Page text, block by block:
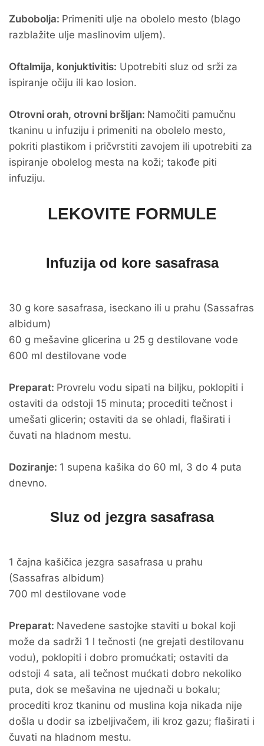
Zubobolja: Primeniti ulje na obolelo mesto (blago
razblažite ulje maslinovim uljem).
Oftalmija, konjuktivitis: Upotrebiti sluz od srži za
ispiranje očiju ili kao losion.
Otrovni orah, otrovni bršljan: Namočiti pamučnu
tkaninu u infuziju i primeniti na obolelo mesto,
pokriti plastikom i pričvrstiti zavojem ili upotrebiti za
ispiranje obolelog mesta na koži; takođe piti
infuziju.
LEKOVITE FORMULE
Infuzija od kore sasafrasa
30 g kore sasafrasa, iseckano ili u prahu (Sassafras
albidum)
60 g mešavine glicerina u 25 g destilovane vode
600 ml destilovane vode
Preparat: Provrelu vodu sipati na biljku, poklopiti i
ostaviti da odstoji 15 minuta; procediti tečnost i
umešati glicerin; ostaviti da se ohladi, flaširati i
čuvati na hladnom mestu.
Doziranje: 1 supena kašika do 60 ml, 3 do 4 puta
dnevno.
Sluz od jezgra sasafrasa
1 čajna kašičica jezgra sasafrasa u prahu
(Sassafras albidum)
700 ml destilovane vode
Preparat: Navedene sastojke staviti u bokal koji
može da sadrži 1 l tečnosti (ne grejati destilovanu
vodu), poklopiti i dobro promućkati; ostaviti da
odstoji 4 sata, ali tečnost mućkati dobro nekoliko
puta, dok se mešavina ne ujednači u bokalu;
procediti kroz tkaninu od muslina koja nikada nije
došla u dodir sa izbeljivačem, ili kroz gazu; flaširati i
čuvati na hladnom mestu.